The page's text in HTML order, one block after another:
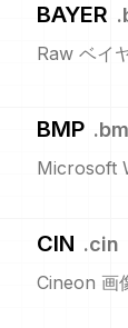
BAYER .
Raw ベイ
BMP .
Microsoft
CIN .cin
Cineon 画